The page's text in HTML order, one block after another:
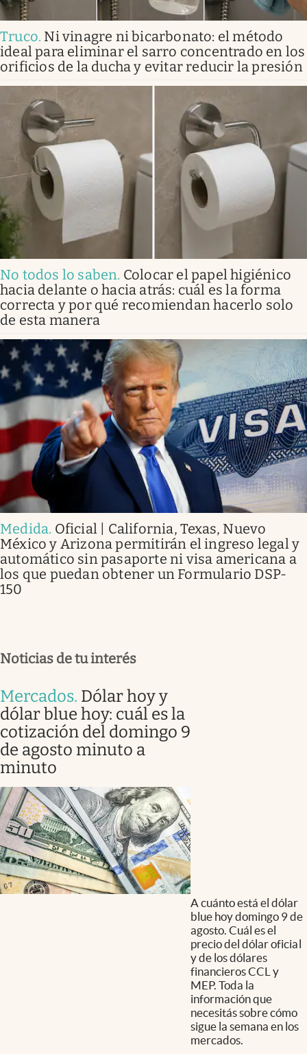
Truco. Ni vinagre ni bicarbonato: el método
ideal para eliminar el sarro concentrado en los
orificios de la ducha y evitar reducir la presión
No todos lo saben. Colocar el papel higiénico
hacia delante o hacia atrás: cuál es la forma
correcta y por qué recomiendan hacerlo solo
de esta manera
Medida. Oficial | California, Texas, Nuevo
México y Arizona permitirán el ingreso legal y
automático sin pasaporte ni visa americana a
los que puedan obtener un Formulario DSP-
150
Noticias de tu interés
Mercados. Dólar hoy y
dólar blue hoy: cuál es la
cotización del domingo 9
de agosto minuto a
minuto
A cuánto está el dólar
blue hoy domingo 9 de
agosto. Cuál es el
precio del dólar oficial
y de los dólares
financieros CCL y
MEP. Toda la
información que
necesitás sobre cómo
sigue la semana en los
mercados.